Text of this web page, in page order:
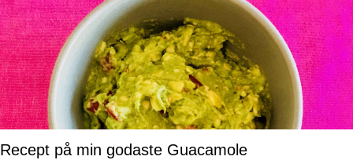
Recept på min godaste Guacamole